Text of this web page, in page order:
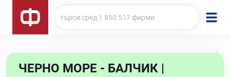
ЧЕРНО МОРЕ - БАЛЧИК |